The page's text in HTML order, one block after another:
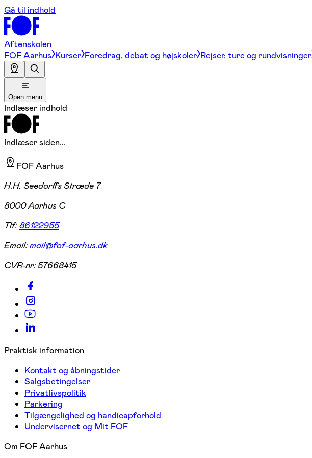
Gå til indhold
Aftenskolen
FOF Aarhus Kurser Foredrag, debat og højskoler Rejser, ture og rundvisninger
Open menu
Indlæser indhold
Indlæser siden...
FOF Aarhus
H.H. Seedorffs Stræde 7
8000 Aarhus C
Tlf:86122955
Email:mail@fof-aarhus.dk
CVR-nr:57668415
Praktisk information
Kontakt og åbningstider
Salgsbetingelser
Privatlivspolitik
Parkering
Tilgængelighed og handicapforhold
Undervisernet og Mit FOF
Om FOF Aarhus